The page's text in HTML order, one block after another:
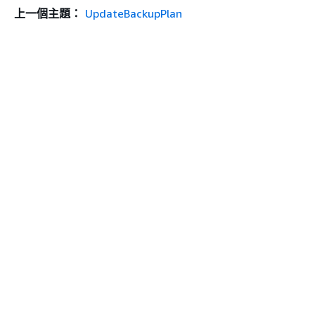
上一個主題： UpdateBackupPlan